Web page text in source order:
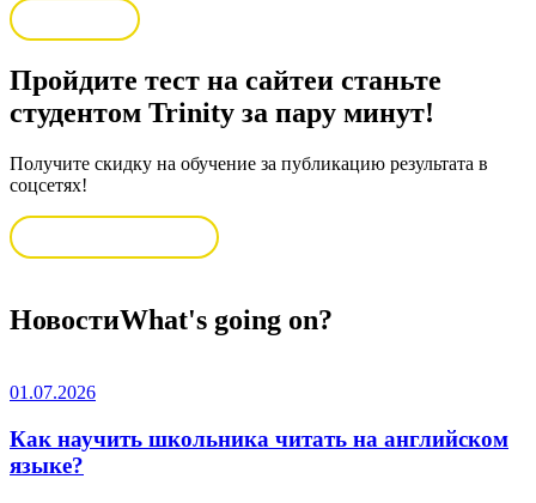
Пройдите тест на сайтеи станьте
студентом Trinity за пару минут!
Получите скидку на обучение за публикацию результата в
соцсетях!
НовостиWhat's going on?
01.07.2026
Как научить школьника читать на английском
языке?